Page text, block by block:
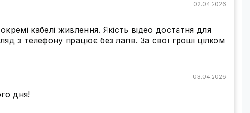
і отримуйте повідомлення про02.04.2026
кабелі живлення. Якість відео достатня для
з телефону працює без лагів. За свої гроші цілком
03.04.2026
дня!